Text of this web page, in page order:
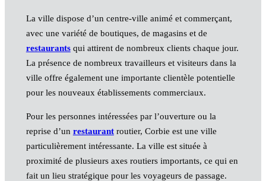
La ville dispose d’un centre-ville animé et commerçant,
avec une variété de boutiques, de magasins et de
restaurantsqui attirent de nombreux clients chaque jour.
La présence de nombreux travailleurs et visiteurs dans la
ville offre également une importante clientèle potentielle
pour les nouveaux établissements commerciaux.
Pour les personnes intéressées par l’ouverture ou la
reprise d’un restaurantroutier, Corbie est une ville
particulièrement intéressante. La ville est située à
proximité de plusieurs axes routiers importants, ce qui en
fait un lieu stratégique pour les voyageurs de passage.